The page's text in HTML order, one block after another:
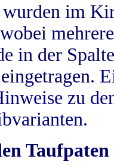
im
in der
zu
Taufpaten